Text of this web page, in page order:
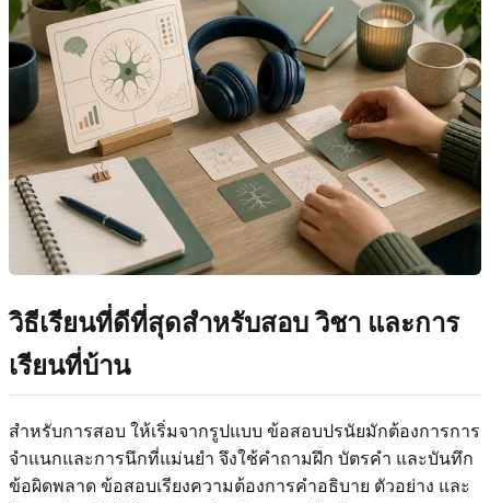
วิธีเรียนที่ดีที่สุดสำหรับสอบ วิชา และการ
เรียนที่บ้าน
สำหรับการสอบ ให้เริ่มจากรูปแบบ ข้อสอบปรนัยมักต้องการการ
จำแนกและการนึกที่แม่นยำ จึงใช้คำถามฝึก บัตรคำ และบันทึก
ข้อผิดพลาด ข้อสอบเรียงความต้องการคำอธิบาย ตัวอย่าง และ